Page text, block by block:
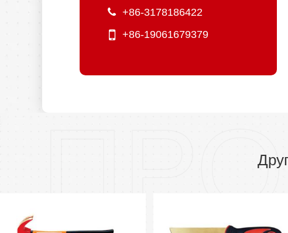
+86-3178186422
+86-19061679379